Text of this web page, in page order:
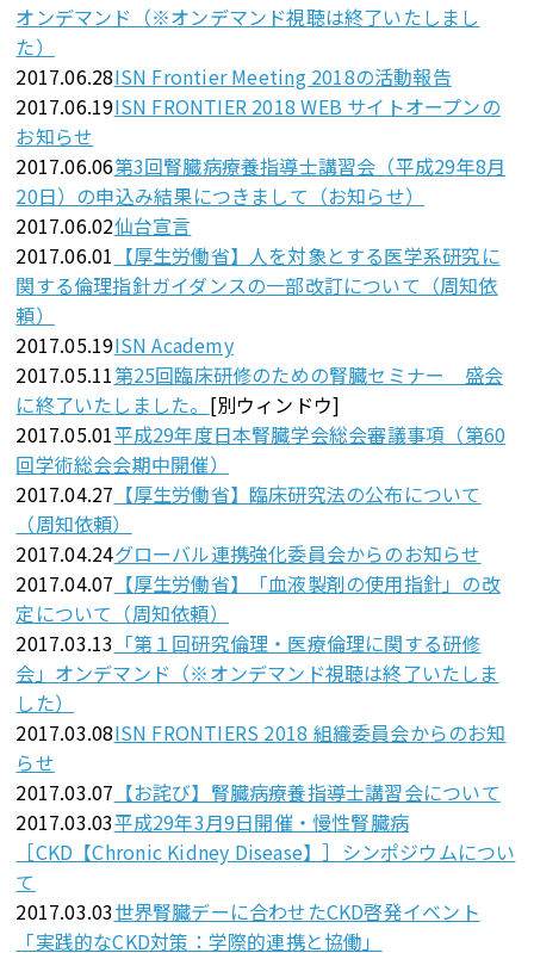
オンデマンド（※オンデマンド視聴は終了いたしまし
た）
2017.06.28ISN Frontier Meeting 2018の活動報告
2017.06.19ISN FRONTIER 2018 WEB サイトオープンの
お知らせ
2017.06.06第3回腎臓病療養指導士講習会（平成29年8月
20日）の申込み結果につきまして（お知らせ）
2017.06.02仙台宣言
2017.06.01 【厚生労働省】人を対象とする医学系研究に
関する倫理指針ガイダンスの一部改訂について（周知依
頼）
2017.05.19ISN Academy
2017.05.11第25回臨床研修のための腎臓セミナー 盛会
に終了いたしました。 [別ウィンドウ]
2017.05.01平成29年度日本腎臓学会総会審議事項（第60
回学術総会会期中開催）
2017.04.27 【厚生労働省】臨床研究法の公布について
（周知依頼）
2017.04.24グローバル連携強化委員会からのお知らせ
2017.04.07 【厚生労働省】「血液製剤の使用指針」の改
定について（周知依頼）
2017.03.13 「第１回研究倫理・医療倫理に関する研修
会」オンデマンド（※オンデマンド視聴は終了いたしま
した）
2017.03.08ISN FRONTIERS 2018 組織委員会からのお知
らせ
2017.03.07 【お詫び】腎臓病療養指導士講習会について
2017.03.03平成29年3月9日開催・慢性腎臓病
［CKD【Chronic Kidney Disease】］シンポジウムについ
て
2017.03.03世界腎臓デーに合わせたCKD啓発イベント
「実践的なCKD対策：学際的連携と協働」